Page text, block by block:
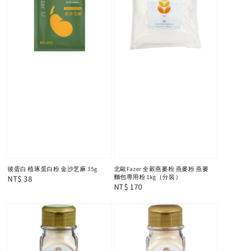
彼蛋白 植琢蛋白粉 金沙芝麻 35g
Regular
NT$ 38
北歐Fazer 全穀燕麥粉 燕麥粉 燕麥
麵包專用粉 1kg（分裝）
Regular
NT$ 170